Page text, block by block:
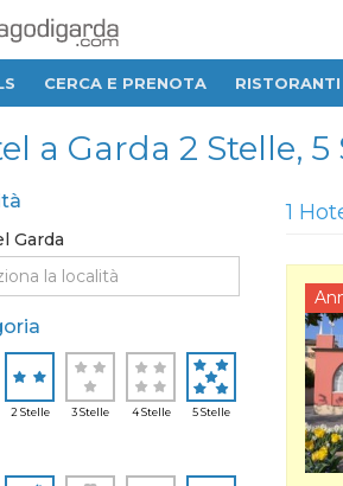
CERCA E PRENOTA RISTORANTI
a Garda 2 Stelle, 5
Garda
2 Stelle 3 Stelle 4 Stelle 5 Stelle
1